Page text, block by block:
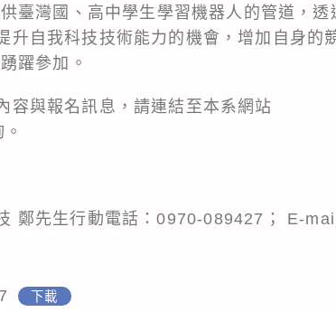
臺灣國、高中學生學習機器人的管道，透
升自我科技技術能力的機會，增加自身的
躍參加。
容與報名訊息，請連結至本系網站
鄭先生行動電話：0970-089427； E-mail
下載